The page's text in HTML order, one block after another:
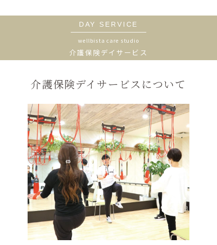
DAY SERVICE
wellbista care studio
介護保険デイサービス
介護保険デイサービスについて